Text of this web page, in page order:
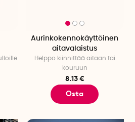
Aurinkokennokäyttöinen
aitavalaistus
Helppo kiinnittää aitaan tai
kouruun
8.13 €
Osta